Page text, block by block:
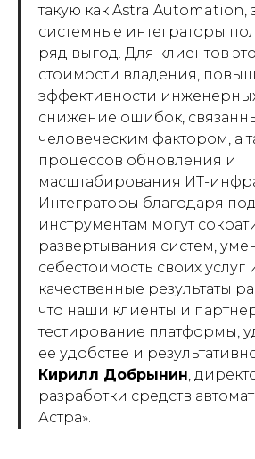
такую как Astra Automation,
системные интеграторы
ряд выгод. Для клиентов
стоимости владения,
эффективности
снижение ошибок,
человеческим фактором, а
процессов обновления и
масштабирования ИТ-
Интеграторы благодаря
инструментам могут
развертывания систем,
себестоимость своих услуг
качественные результаты
что наши клиенты и
тестирование платформы,
ее удобстве и
Кирилл Добрынин ,
разработки средств
Астра».